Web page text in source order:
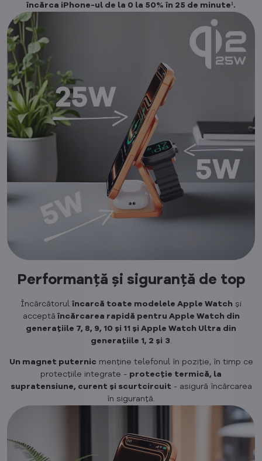
încărca iPhone-ul de la 0 la 50% în 25 de minute¹.
Performanță și siguranță de top
Încărcătorul încarcă toate modelele Apple Watch și
acceptă încărcarea rapidă pentru Apple Watch din
generațiile 7, 8, 9, 10 și 11 și Apple Watch Ultra din
generațiile 1, 2 și 3.
Un magnet puternic menține telefonul în poziție, în timp ce
protecțiile integrate - protecție termică, la
supratensiune, curent și scurtcircuit - asigură încărcarea
în siguranță.